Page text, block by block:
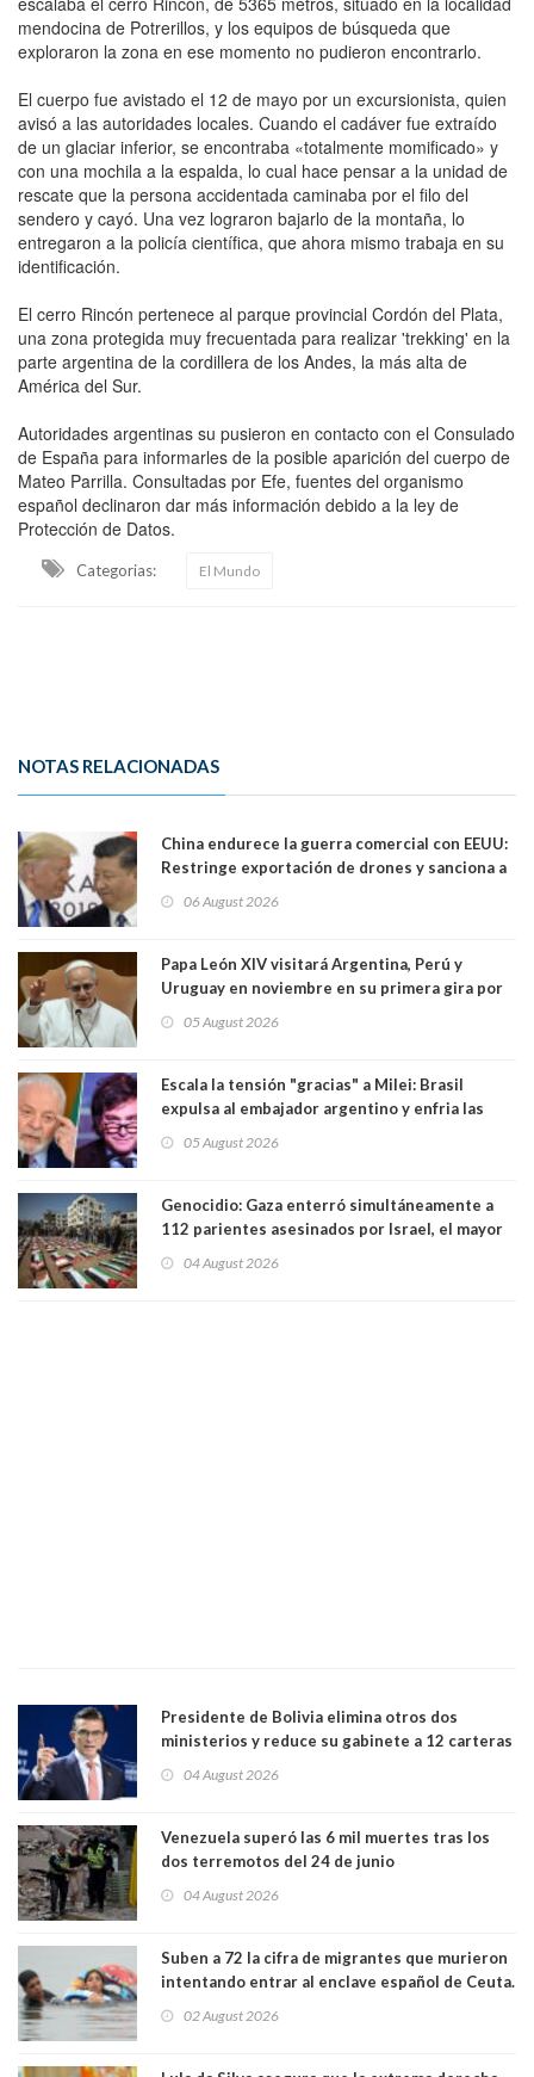
mendocina de Potrerillos, y los equipos de búsqueda que
exploraron la zona en ese momento no pudieron encontrarlo.
El cuerpo fue avistado el 12 de mayo por un excursionista, quien
avisó a las autoridades locales. Cuando el cadáver fue extraído
de un glaciar inferior, se encontraba «totalmente momificado» y
con una mochila a la espalda, lo cual hace pensar a la unidad de
rescate que la persona accidentada caminaba por el filo del
sendero y cayó. Una vez lograron bajarlo de la montaña, lo
entregaron a la policía científica, que ahora mismo trabaja en su
identificación.
El cerro Rincón pertenece al parque provincial Cordón del Plata,
una zona protegida muy frecuentada para realizar 'trekking' en la
parte argentina de la cordillera de los Andes, la más alta de
América del Sur.
Autoridades argentinas su pusieron en contacto con el Consulado
de España para informarles de la posible aparición del cuerpo de
Mateo Parrilla. Consultadas por Efe, fuentes del organismo
español declinaron dar más información debido a la ley de
Protección de Datos.
Categorias: El Mundo
NOTAS RELACIONADAS
China endurece la guerra comercial con EEUU:
Restringe exportación de drones y sanciona a
06 August 2026
Papa León XIV visitará Argentina, Perú y
Uruguay en noviembre en su primera gira por
05 August 2026
Escala la tensión "gracias" a Milei: Brasil
expulsa al embajador argentino y enfria las
trasandino
05 August 2026
Genocidio: Gaza enterró simultáneamente a
112 parientes asesinados por Israel, el mayor
muertos figuran 44 niños y nueve ancianos
04 August 2026
Presidente de Bolivia elimina otros dos
ministerios y reduce su gabinete a 12 carteras
04 August 2026
Venezuela superó las 6 mil muertes tras los
dos terremotos del 24 de junio
04 August 2026
Suben a 72 la cifra de migrantes que murieron
intentando entrar al enclave español de Ceuta.
02 August 2026